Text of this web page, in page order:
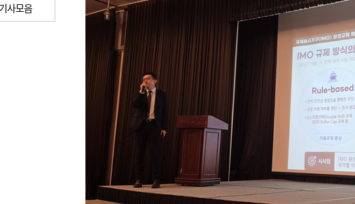
사모음